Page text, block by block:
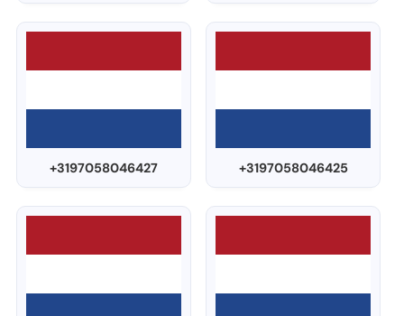
+3197058046427 +3197058046425